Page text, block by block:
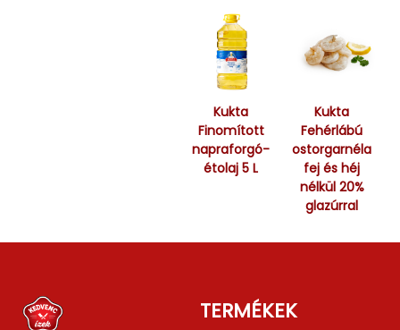
Kukta
Finomított
napraforgó-
étolaj 5 L
Kukta
Fehérlábú
ostorgarnéla
fej és héj
nélkül 20%
glazúrral
TERMÉKEK